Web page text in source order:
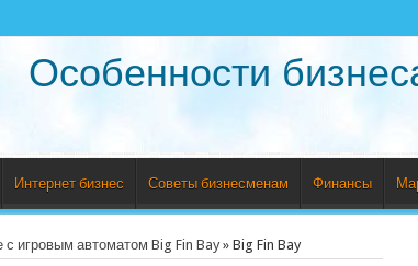
Особенности
Интернет бизнес Советы бизнесменам Финансы
игровым автоматом Big Fin Bay» Big Fin Bay